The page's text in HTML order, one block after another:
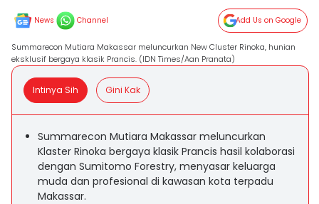
News Channel Add Us on Google
Summarecon Mutiara Makassar meluncurkan New Cluster Rinoka, hunian
eksklusif bergaya klasik Prancis. (IDN Times/Aan Pranata)
Intinya Sih Gini Kak
Summarecon Mutiara Makassar meluncurkan
Klaster Rinoka bergaya klasik Prancis hasil kolaborasi
dengan Sumitomo Forestry, menyasar keluarga
muda dan profesional di kawasan kota terpadu
Makassar.